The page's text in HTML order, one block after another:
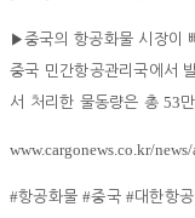
▶중국의 항공화물 시장이
중국 민간항공관리국에서
서 처리한 물동량은 총53만
www.cargonews.co.kr/
#항공화물#중국#대한항공